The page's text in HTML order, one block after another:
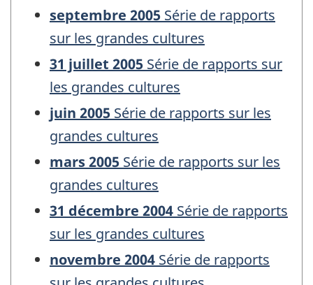
septembre 2005 Série de rapports
sur les grandes cultures
31 juillet 2005 Série de rapports sur
les grandes cultures
juin 2005 Série de rapports sur les
grandes cultures
mars 2005 Série de rapports sur les
grandes cultures
31 décembre 2004 Série de rapports
sur les grandes cultures
novembre 2004 Série de rapports